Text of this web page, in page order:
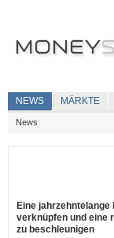
NEWS MÄRKTE
News
Eine
verknüpfen und eine
zu beschleunigen